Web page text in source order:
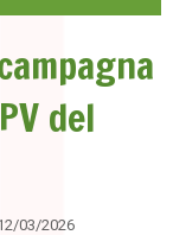
del
03/2026